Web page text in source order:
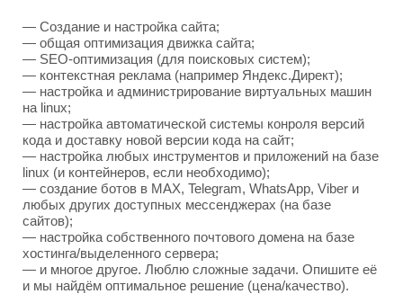
— Создание и настройка сайта;
— общая оптимизация движка сайта;
— SEO-оптимизация (для поисковых систем);
— контекстная реклама (например Яндекс.Директ);
— настройка и администрирование виртуальных машин
на linux;
— настройка автоматической системы конроля версий
кода и доставку новой версии кода на сайт;
— настройка любых инструментов и приложений на базе
linux (и контейнеров, если необходимо);
— создание ботов в MAX, Telegram, WhatsApp, Viber и
любых других доступных мессенджерах (на базе
сайтов);
— настройка собственного почтового домена на базе
хостинга/выделенного сервера;
— и многое другое. Люблю сложные задачи. Опишите её
и мы найдём оптимальное решение (цена/качество).